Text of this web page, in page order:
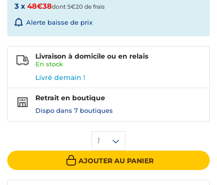
3 x 48€38dont 5€20 de frais
Alerte baisse de prix
1
AJOUTER AU PANIER
Livraison à domicile ou en relais
En stock
Livré demain !
Retrait en boutique
Dispo dans 7 boutiques